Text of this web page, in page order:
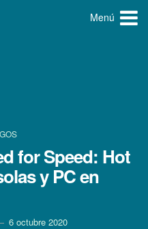
Menú
for Speed: Hot
y PC en
6 octubre 2020